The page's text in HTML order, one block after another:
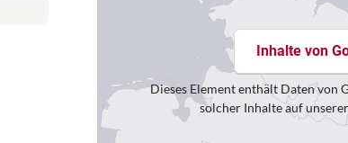
Inhalte von
Dieses Element enthält Daten von
solcher Inhalte auf unserer